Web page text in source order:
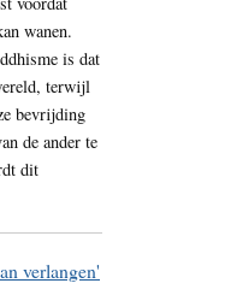
wanen.
is dat
terwijl
bevrijding
de ander te
dit
verlangen'